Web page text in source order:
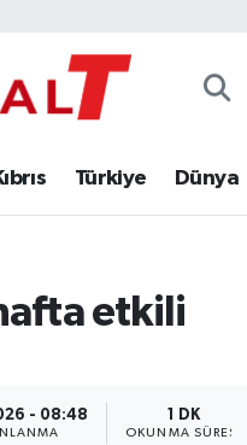
Türkiye Dünya
etkili
- 08:48 1 DK
OKUNMA SÜRESI